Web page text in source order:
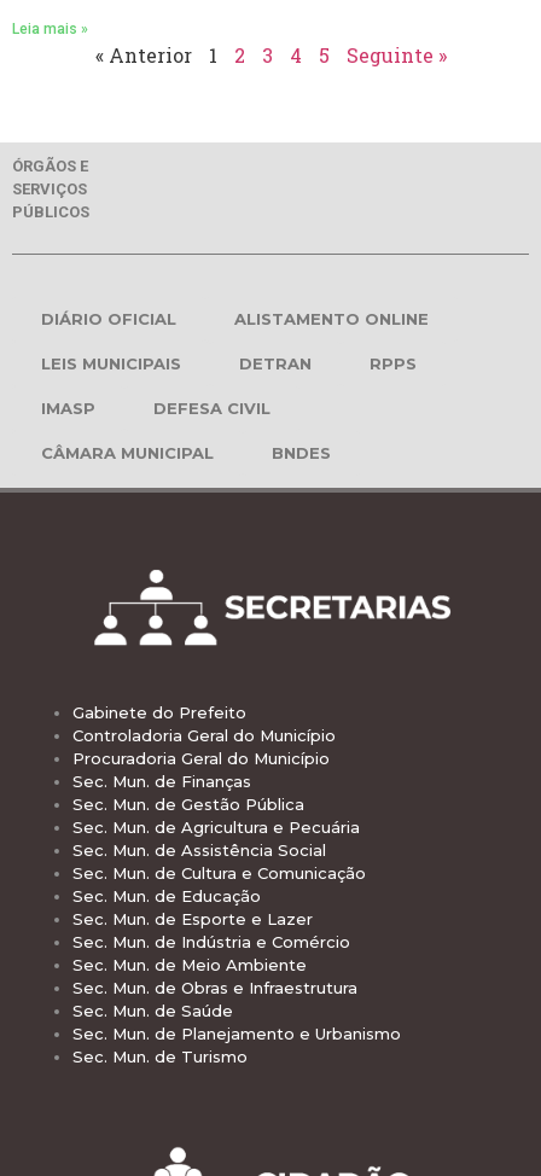
Leia mais »
« Anterior 1 2 3 4 5 Seguinte »
ÓRGÃOS E
SERVIÇOS
PÚBLICOS
DIÁRIO OFICIAL ALISTAMENTO ONLINE
LEIS MUNICIPAIS DETRAN RPPS
IMASP DEFESA CIVIL
CÂMARA MUNICIPAL BNDES
Gabinete do Prefeito
Controladoria Geral do Município
Procuradoria Geral do Município
Sec. Mun. de Finanças
Sec. Mun. de Gestão Pública
Sec. Mun. de Agricultura e Pecuária
Sec. Mun. de Assistência Social
Sec. Mun. de Cultura e Comunicação
Sec. Mun. de Educação
Sec. Mun. de Esporte e Lazer
Sec. Mun. de Indústria e Comércio
Sec. Mun. de Meio Ambiente
Sec. Mun. de Obras e Infraestrutura
Sec. Mun. de Saúde
Sec. Mun. de Planejamento e Urbanismo
Sec. Mun. de Turismo